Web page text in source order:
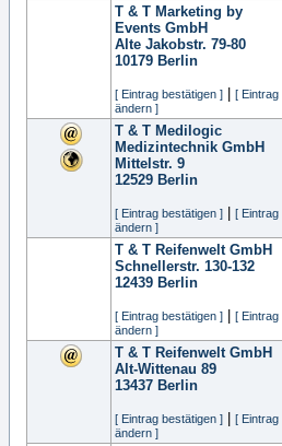
T & T Marketing by
Events GmbH
Alte Jakobstr. 79-80
10179 Berlin
[ Eintrag bestätigen ]
[ Eintrag
ändern ]
T & T Medilogic
Medizintechnik GmbH
Mittelstr. 9
12529 Berlin
[ Eintrag bestätigen ]
[ Eintrag
ändern ]
T & T Reifenwelt GmbH
Schnellerstr. 130-132
12439 Berlin
[ Eintrag bestätigen ]
[ Eintrag
ändern ]
T & T Reifenwelt GmbH
Alt-Wittenau 89
13437 Berlin
[ Eintrag bestätigen ]
[ Eintrag
ändern ]